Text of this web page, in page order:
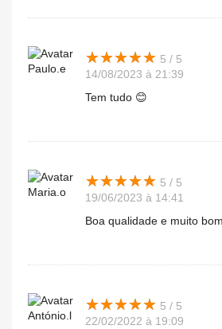
Paulo.e
★★★★★
★★★★★ 5 / 5
14/08/2023 à 21:39
Tem tudo 😊
Maria.o
★★★★★
★★★★★ 5 / 5
19/06/2023 à 14:41
Boa qualidade e muito
António.l
★★★★★
★★★★★ 5 / 5
22/02/2022 à 19:09